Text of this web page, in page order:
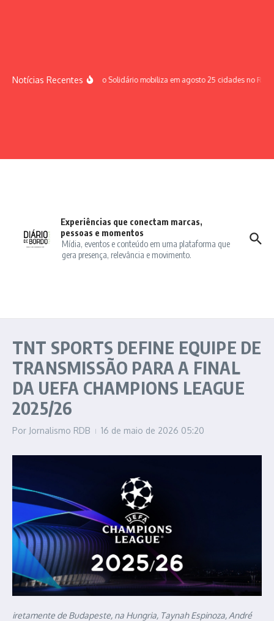
Notícias RecentesSábado Solidário mobiliza em agosto 25 cidades no Rio
Experiências que conectam marcas,
pessoas e momentos
Mídia, eventos e conteúdo em uma plataforma que
gera presença, relevância e movimento.
TNT SPORTS DEFINE EQUIPE DE
TRANSMISSÃO PARA A FINAL
DA UEFA CHAMPIONS LEAGUE
2025/26
Por Jornalismo RDB 16 de maio de 2026 05:20
iretamente de Budapeste, na Hungria, Taynah Espinoza, André